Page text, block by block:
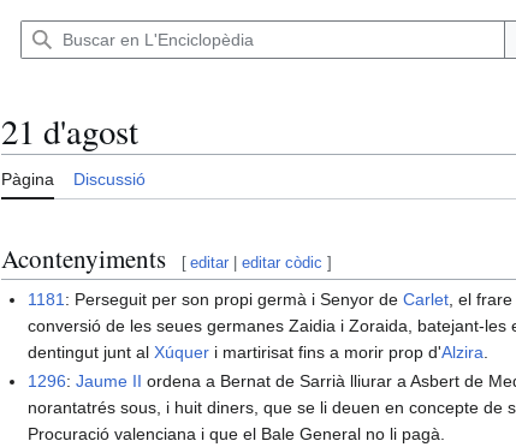
21 d'agost
Pàgina Discussió
Acontenyiments [ editar |editar còdic ]
1181: Perseguit per son propi germà i Senyor deCarlet, el
conversió de les seues germanes Zaidia i Zoraida, batejant-les
dentingut junt alXúquer i martirisat fins a morir prop d'Alzira.
1296:Jaume II ordena a Bernat de Sarrià lliurar a Asbert de
norantatrés sous, i huit diners, que se li deuen en concepte de
Procuració valenciana i que el Bale General no li pagà.